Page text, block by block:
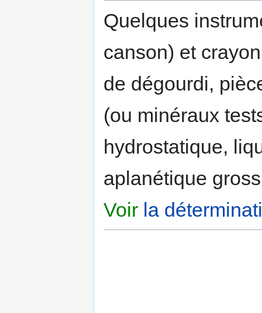
Quelques
canson) et
de dégourdi,
(ou minéraux
hydrostatique,
aplanétique
Voir la